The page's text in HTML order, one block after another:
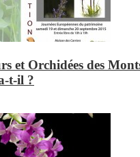
et Orchidées des
t-il ?